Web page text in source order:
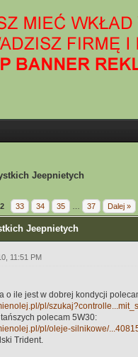
Jeepnietych
33 34 35 37 Dalej »
Jeepnietych
11:51 PM
o ile jest w dobrej kondycji
pl/
polecam 5W30:
pl/oleje-silnikowe/
Trident.